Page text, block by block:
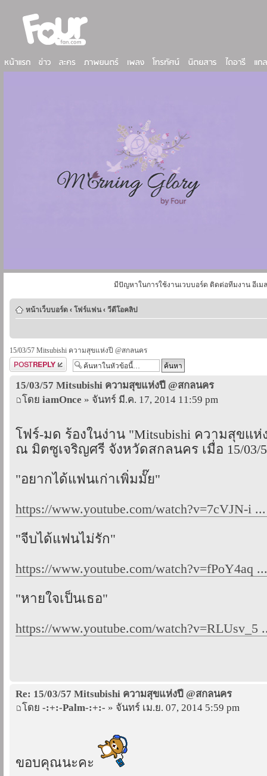
มีปัญหาในการใช้งานเวบบอร์ด ติดต่อทีมงาน อีเม
หน้าเว็บบอร์ด ‹ โฟร์แฟน ‹ วีดีโอคลิป
15/03/57 Mitsubishi ความสุขแห่งปี @สกลนคร
ตอบกระทู้
15/03/57 Mitsubishi ความสุขแห่งปี @สกลนคร
โดย iamOnce » จันทร์ มี.ค. 17, 2014 11:59 pm
โฟร์-มด ร้องในง่าน "Mitsubishi ความสุขแห่
ณ มิตซูเจริญศรี จังหวัดสกลนคร เมื่อ 15/03/
"อยากได้แฟนเก่าเพิ่มมั๊ย"
https://www.youtube.com/watch?v=7cVJN-i
"จีบได้แฟนไม่รัก"
https://www.youtube.com/watch?v=fPoY4aq
"หายใจเป็นเธอ"
https://www.youtube.com/watch?v=RLUsv_5
Re: 15/03/57 Mitsubishi ความสุขแห่งปี @สกลนคร
โดย -:+:-Palm-:+:- » จันทร์ เม.ย. 07, 2014 5:59 pm
ขอบคุณนะคะ